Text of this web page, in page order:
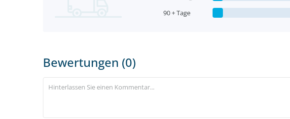
90 + Tage
Bewertungen (0)